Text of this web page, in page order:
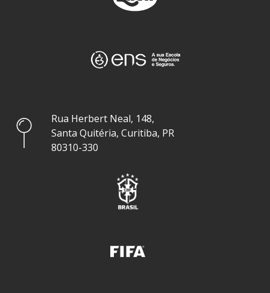
Rua Herbert Neal, 148,
Santa Quitéria, Curitiba, PR
80310-330